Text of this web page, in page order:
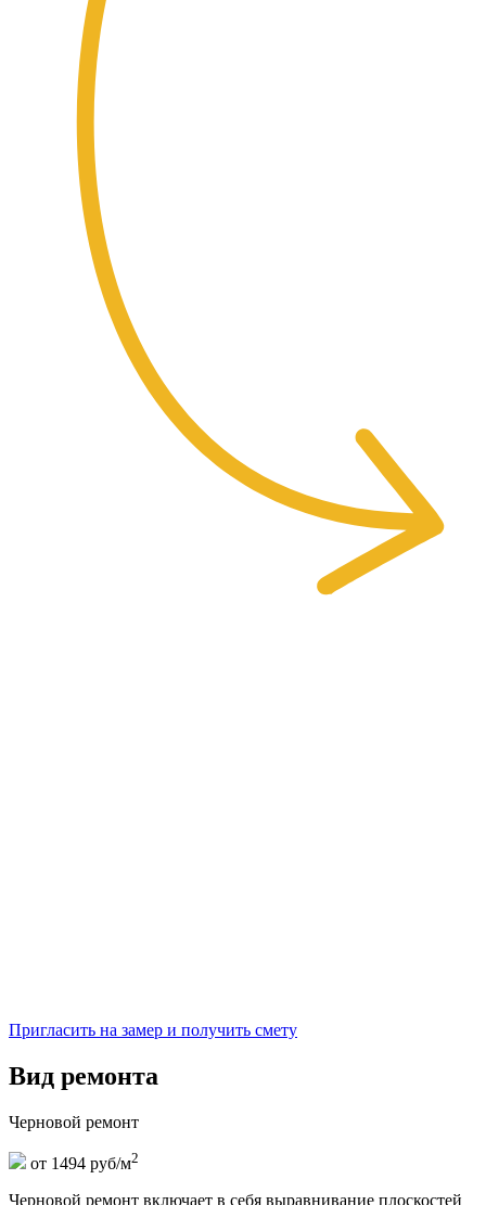
Пригласить на замер и получить смету
Вид ремонта
Черновой ремонт
от 1494 руб/м2
Черновой ремонт включает в себя выравнивание плоскостей